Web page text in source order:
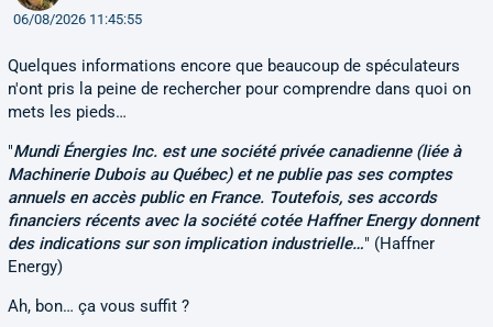
06/08/2026 11:45:55
Quelques informations encore que beaucoup de spéculateurs
n'ont pris la peine de rechercher pour comprendre dans quoi on
mets les pieds…
"Mundi Énergies Inc. est une société privée canadienne (liée à
Machinerie Dubois au Québec) et ne publie pas ses comptes
annuels en accès public en France. Toutefois, ses accords
financiers récents avec la société cotée Haffner Energy donnent
des indications sur son implication industrielle…" (Haffner
Energy)
Ah, bon… ça vous suffit ?